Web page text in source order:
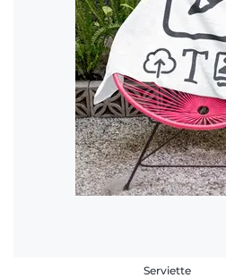
rétractation
FAQ
Serviette